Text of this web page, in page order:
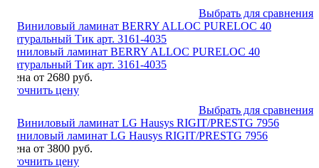
Выбрать для сравнения
Виниловый ламинат BERRY ALLOC PURELOC 40
Натуральный Тик арт. 3161-4035
Цена от 2680 руб.
Уточнить цену
Выбрать для сравнения
Виниловый ламинат LG Hausys RIGIT/PRESTG 7956
Цена от 3800 руб.
Уточнить цену